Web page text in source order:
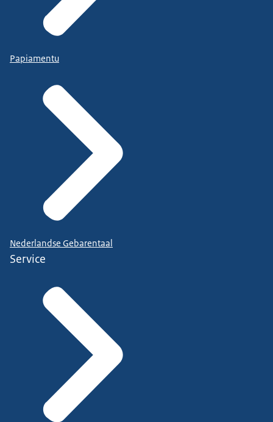
Papiamentu
Nederlandse Gebarentaal
Service